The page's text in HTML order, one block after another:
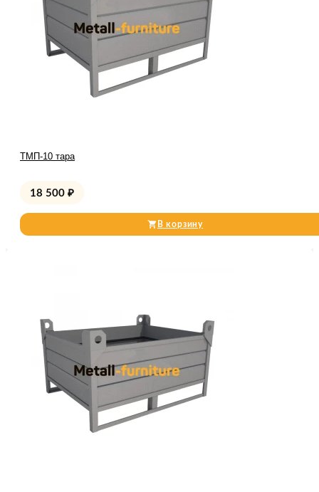
ТМП-10 тара
18 500 ₽
В корзину